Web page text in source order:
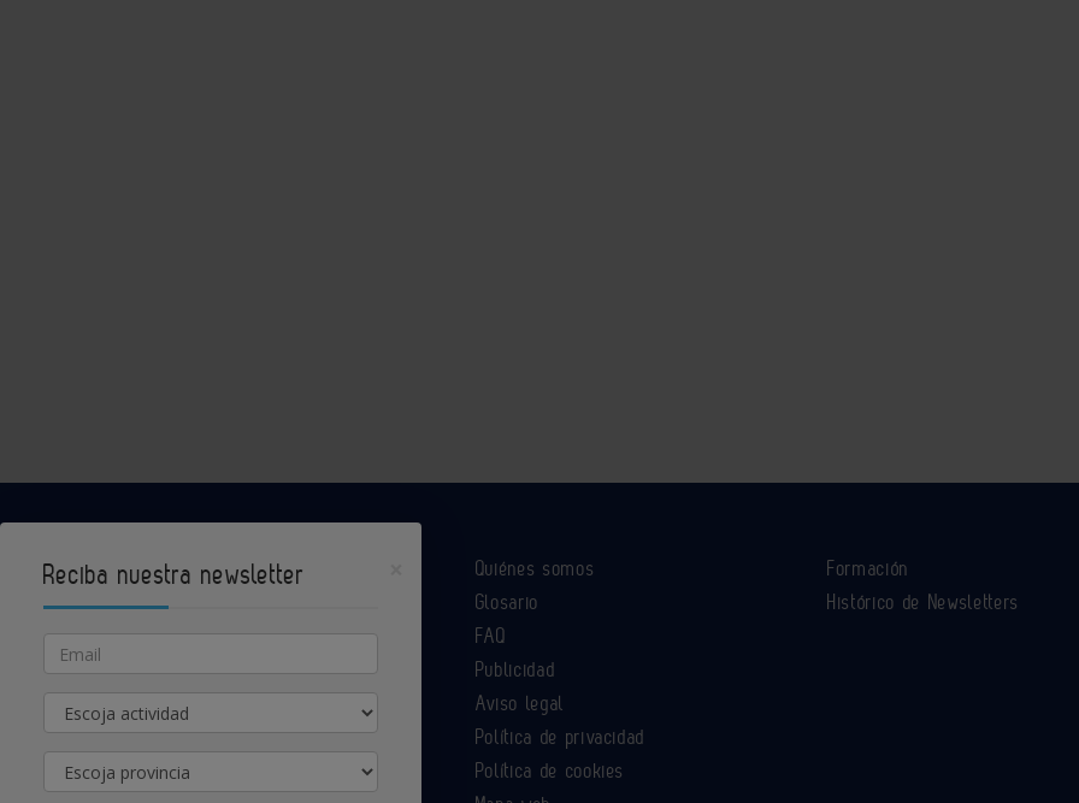
Contacte con nosotros
Quiénes somos
Glosario
FAQ
Publicidad
Aviso legal
Política de privacidad
Política de cookies
Formación
Histórico de Newsletters
Reciba nuestra newsletter
Email
Actividad
Provincia